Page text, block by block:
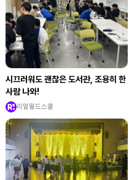
시끄러워도 괜찮은 도서관, 조용히 한
사람 나와!
리얼월드스쿨